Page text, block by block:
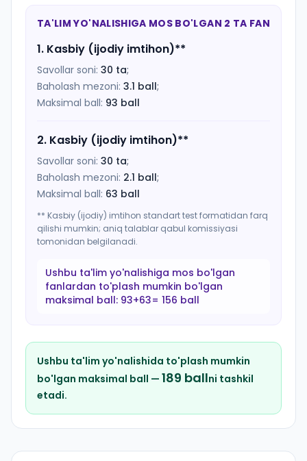
TA'LIM YO'NALISHIGA MOS BO'LGAN 2 TA FAN
1. Kasbiy (ijodiy imtihon)**
Savollar soni: 30 ta;
Baholash mezoni: 3.1 ball;
Maksimal ball: 93 ball
2. Kasbiy (ijodiy imtihon)**
Savollar soni: 30 ta;
Baholash mezoni: 2.1 ball;
Maksimal ball: 63 ball
** Kasbiy (ijodiy) imtihon standart test formatidan farq
qilishi mumkin; aniq talablar qabul komissiyasi
tomonidan belgilanadi.
Ushbu ta'lim yo'nalishiga mos bo'lgan
fanlardan to'plash mumkin bo'lgan
maksimal ball: 93+63= 156 ball
Ushbu ta'lim yo'nalishida to'plash mumkin
bo'lgan maksimal ball — 189 ballni tashkil
etadi.